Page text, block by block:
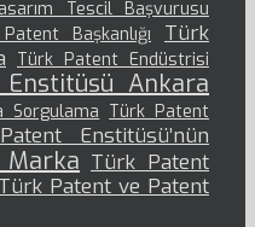
Tescil Başvurusu
Başkanlığı
Türk
Türk Patent Endüstrisi
Ankara
Sorgulama Türk Patent
Enstitüsü’nün
Türk Patent
Türk Patent ve Patent